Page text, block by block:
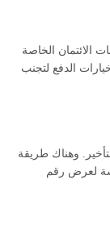
الائتمان الخاصة
الدفع لتجنب
وهناك طريقة
لعرض رقم